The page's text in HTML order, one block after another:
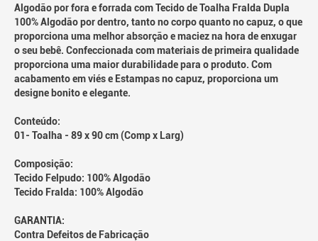
Algodão por fora e forrada com Tecido de Toalha Fralda Dupla
100% Algodão por dentro, tanto no corpo quanto no capuz, o que
proporciona uma melhor absorção e maciez na hora de enxugar
o seu bebê. Confeccionada com materiais de primeira qualidade
proporciona uma maior durabilidade para o produto. Com
acabamento em viés e Estampas no capuz, proporciona um
designe bonito e elegante.
Conteúdo:
01- Toalha - 89 x 90 cm (Comp x Larg)
Composição:
Tecido Felpudo: 100% Algodão
Tecido Fralda: 100% Algodão
GARANTIA:
Contra Defeitos de Fabricação